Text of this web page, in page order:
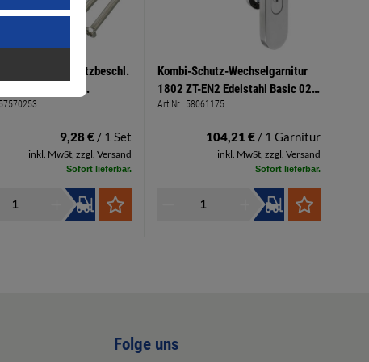
Set für Schutzbeschl.
M6x80, 1 x W-Stift
57570253
9,28 € / 1 Set
inkl. MwSt, zzgl. Versand
Sofort lieferbar.
Kombi-Schutz-Wechselgarnitur
1802 ZT-EN2 Edelstahl Basic 02,
Edelstahl matt, DIN links 17736 -
Art.Nr.: 58061175
104,21 € / 1 Garnitur
inkl. MwSt, zzgl. Versand
Sofort lieferbar.
Folge uns